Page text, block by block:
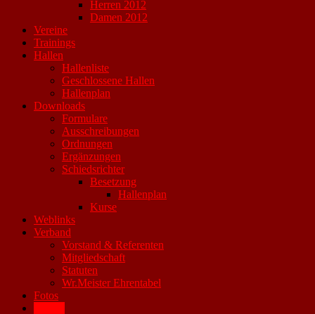
Herren 2012
Damen 2012
Vereine
Trainings
Hallen
Hallenliste
Geschlossene Hallen
Hallenplan
Downloads
Formulare
Ausschreibungen
Ordnungen
Ergänzungen
Schiedsrichter
Besetzung
Hallenplan
Kurse
Weblinks
Verband
Vorstand & Referenten
Mitgliedschaft
Statuten
Wr.Meister Ehrentabel
Fotos